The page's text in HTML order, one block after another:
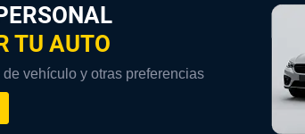
TU AUTO
vehículo y otras preferencias